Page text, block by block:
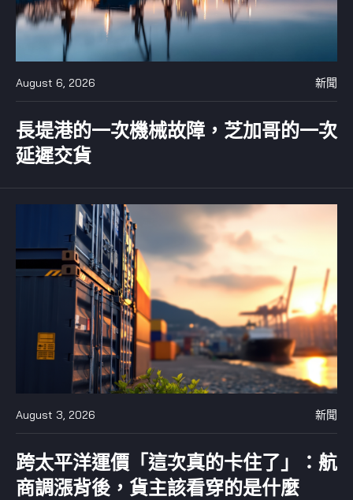
August 6, 2026 新聞
長堤港的一次機械故障，芝加哥的一次
延遲交貨
August 3, 2026 新聞
跨太平洋運價「這次真的卡住了」：航
商調漲背後，貨主該看穿的是什麼